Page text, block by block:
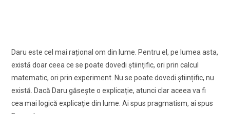
Daru este cel mai rațional om din lume. Pentru el, pe lumea asta,
există doar ceea ce se poate dovedi științific, ori prin calcul
matematic, ori prin experiment. Nu se poate dovedi științific, nu
există. Dacă Daru găsește o explicație, atunci clar aceea va fi
cea mai logică explicație din lume. Ai spus pragmatism, ai spus